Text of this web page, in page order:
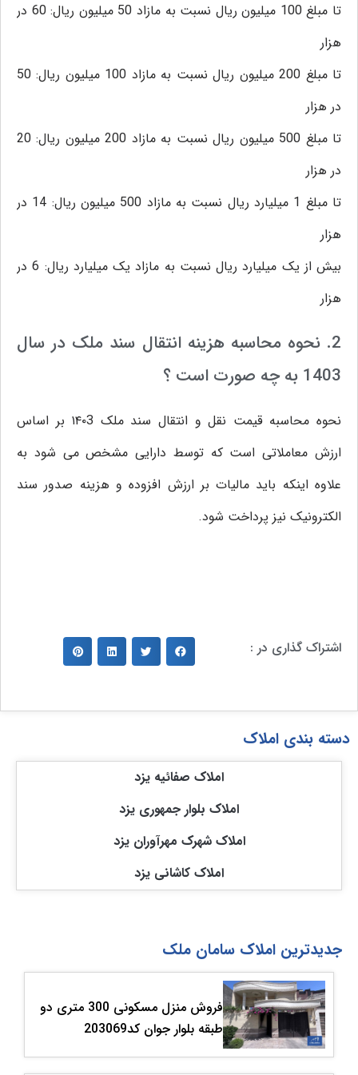
تا مبلغ 100 میلیون ریال نسبت به مازاد 50 میلیون ریال: 60 در
هزار
تا مبلغ 200 میلیون ریال نسبت به مازاد 100 میلیون ریال: 50
در هزار
تا مبلغ 500 میلیون ریال نسبت به مازاد 200 میلیون ریال: 20
در هزار
تا مبلغ 1 میلیارد ریال نسبت به مازاد 500 میلیون ریال: 14 در
هزار
بیش از یک میلیارد ریال نسبت به مازاد یک میلیارد ریال: 6 در
هزار
2. نحوه محاسبه هزینه انتقال سند ملک در سال
1403 به چه صورت است ؟
نحوه محاسبه قیمت نقل و انتقال سند ملک ۱۴۰3 بر اساس
ارزش معاملاتی است که توسط دارایی مشخص می شود به
علاوه اینکه باید مالیات بر ارزش افزوده و هزینه صدور سند
الکترونیک نیز پرداخت شود.
اشتراک گذاری در :
دسته بندی املاک
املاک صفائیه یزد
املاک بلوار جمهوری یزد
املاک شهرک مهرآوران یزد
املاک کاشانی یزد
جدیدترین املاک سامان ملک
فروش منزل مسکونی 300 متری دو
طبقه بلوار جوان کد203069